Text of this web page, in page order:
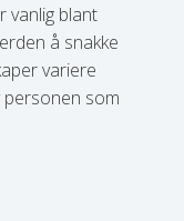
vanlig blant
å snakke
variere
personen som